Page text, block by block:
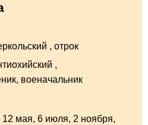
, отрок
,
военачальник
12 мая, 6 июля, 2 ноября,